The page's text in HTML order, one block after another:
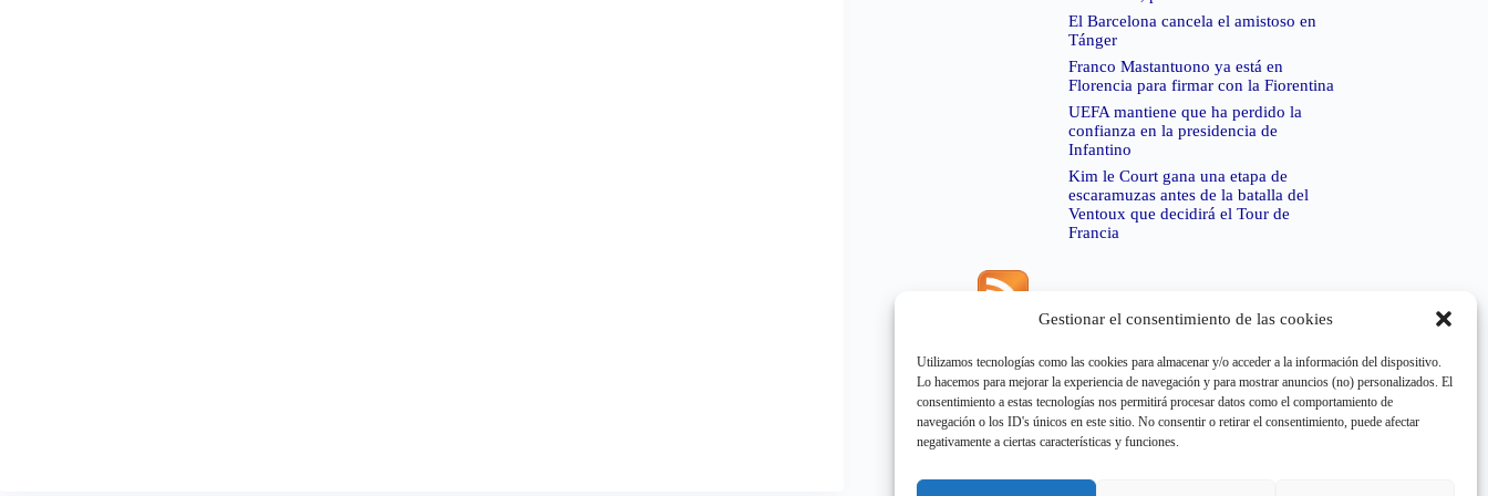
Gestionar el consentimiento de las cookies
Utilizamos tecnologías como las cookies para almacenar y/o acceder a la información del dispositivo.
Lo hacemos para mejorar la experiencia de navegación y para mostrar anuncios (no) personalizados. El
consentimiento a estas tecnologías nos permitirá procesar datos como el comportamiento de
navegación o los ID's únicos en este sitio. No consentir o retirar el consentimiento, puede afectar
negativamente a ciertas características y funciones.
El Barcelona cancela el amistoso en
Tánger
Franco Mastantuono ya está en
Florencia para firmar con la Fiorentina
UEFA mantiene que ha perdido la
confianza en la presidencia de
Infantino
Kim le Court gana una etapa de
escaramuzas antes de la batalla del
Ventoux que decidirá el Tour de
Francia
Error de RSS:Retrieved unsupported status code
"404"